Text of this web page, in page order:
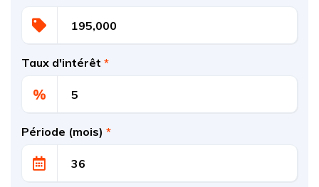
Taux d'intérêt *
%
Période (mois) *